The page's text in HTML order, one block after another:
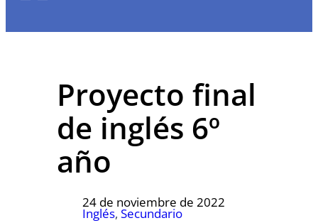
Proyecto final
de inglés 6º
año
24 de noviembre de 2022
Inglés, Secundario